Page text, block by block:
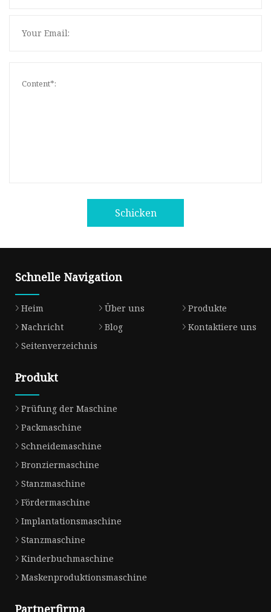
Schicken
Schnelle Navigation
Heim Über uns
Produkte
Nachricht
Blog
Kontaktiere uns
Seitenverzeichnis
Produkt
Prüfung der Maschine
Packmaschine
Schneidemaschine
Bronziermaschine
Stanzmaschine
Fördermaschine
Implantationsmaschine
Stanzmaschine
Kinderbuchmaschine
Maskenproduktionsmaschine